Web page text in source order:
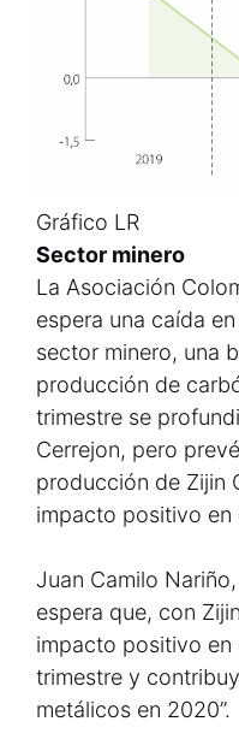
Gráfico LR
Sector minero
La Asociación
espera una caída
sector minero, una
producción de
trimestre se
Cerrejon, pero
producción de Zijin
impacto positivo en
Juan Camilo
espera que, con
impacto positivo en
trimestre y
metálicos en 2020”.